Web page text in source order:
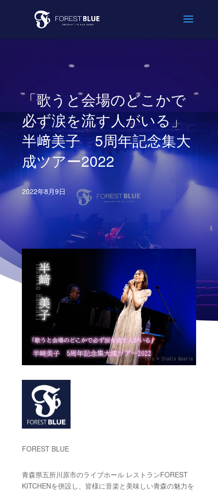
「歌うと会場のどこかで
必ず涙を流す人がいる」
半﨑美子 5周年記念集大
成ツアー2022
2022年8月9日
FOREST BLUE
青森県五所川原市のライブホール レストランFOREST
KITCHENを併設し、皆様に音楽と美味しい青森の魅力を